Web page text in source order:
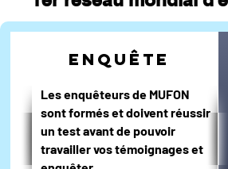
enquête
Les enquêteurs de MUFON
sont formés et doivent réussir
un test avant de pouvoir
travailler vos témoignages et